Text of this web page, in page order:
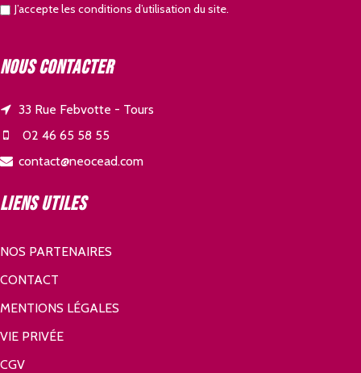
J’accepte les conditions d’utilisation du site.
Nous contacter
33 Rue Febvotte - Tours
02 46 65 58 55
contact@neocead.com
Liens utiles
NOS PARTENAIRES
CONTACT
MENTIONS LÉGALES
VIE PRIVÉE
CGV